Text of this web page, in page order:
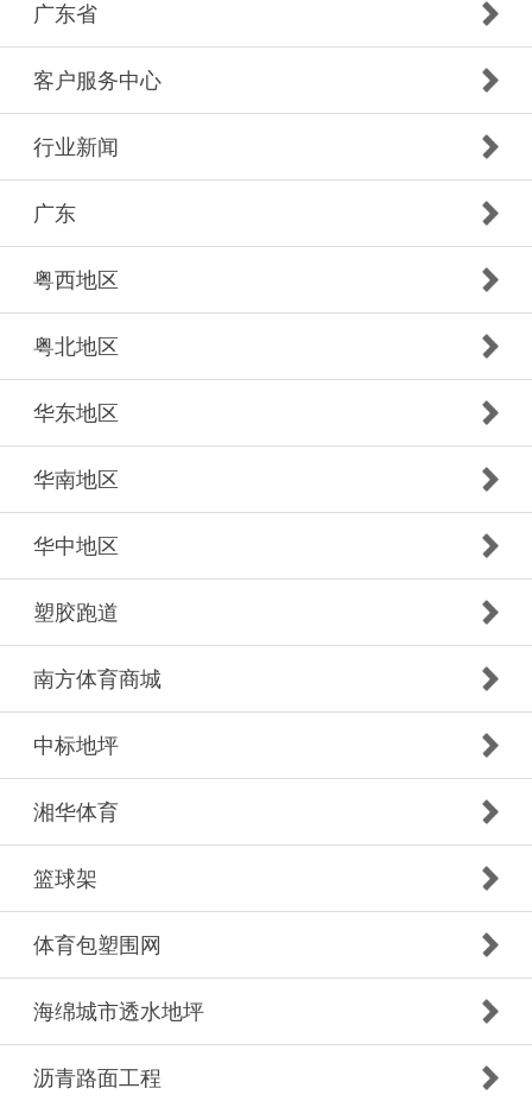
广东省
客户服务中心
行业新闻
广东
粤西地区
粤北地区
华东地区
华南地区
华中地区
塑胶跑道
南方体育商城
中标地坪
湘华体育
篮球架
体育包塑围网
海绵城市透水地坪
沥青路面工程